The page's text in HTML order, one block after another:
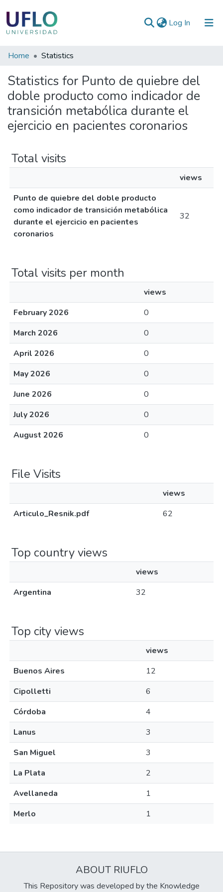
Log In (current)
Communities
Collections
All of RIUFLO
Home Statistics
Statistics for Punto de quiebre del
doble producto como indicador de
transición metabólica durante el
ejercicio en pacientes coronarios
Total visits
views
Punto de quiebre del doble producto
como indicador de transición metabólica
durante el ejercicio en pacientes
coronarios
32
Total visits per month
views
February 2026
0
March 2026
0
April 2026
0
May 2026
0
June 2026
0
July 2026
0
August 2026
0
File Visits
views
Articulo_Resnik.pdf
62
Top country views
views
Argentina
32
Top city views
views
Buenos Aires
12
Cipolletti
6
Córdoba
4
Lanus
3
San Miguel
3
La Plata
2
Avellaneda
1
Merlo
1
ABOUT RIUFLO
This Repository was developed by the Knowledge